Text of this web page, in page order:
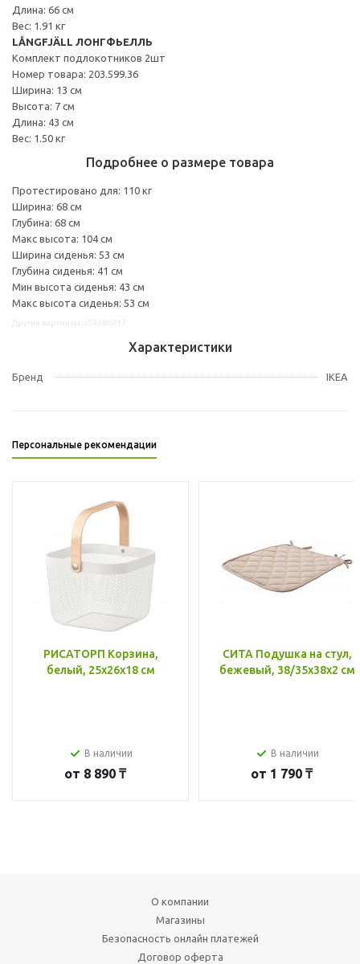
Длина: 66 см
Вес: 1.91 кг
LÅNGFJÄLL ЛОНГФЬЕЛЛЬ
Комплект подлокотников 2шт
Номер товара: 203.599.36
Ширина: 13 см
Высота: 7 см
Длина: 43 см
Вес: 1.50 кг
Подробнее о размере товара
Протестировано для: 110 кг
Ширина: 68 см
Глубина: 68 см
Макс высота: 104 см
Ширина сиденья: 53 см
Глубина сиденья: 41 см
Мин высота сиденья: 43 см
Макс высота сиденья: 53 см
Характеристики
Бренд IKEA
Персональные рекомендации
РИСАТОРП Корзина,
белый, 25x26x18 см
В наличии
от 8 890 ₸
СИТА Подушка на стул,
бежевый, 38/35x38x2 см
В наличии
от 1 790 ₸
О компании
Магазины
Безопасность онлайн платежей
Договор оферта